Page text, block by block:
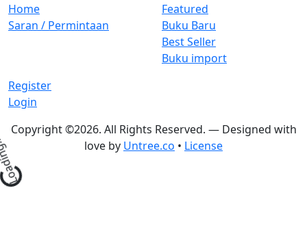
Home
Saran / Permintaan
Featured
Buku Baru
Best Seller
Buku import
Register
Login
Copyright ©2026. All Rights Reserved. — Designed with
love by Untree.co • License
Loading...